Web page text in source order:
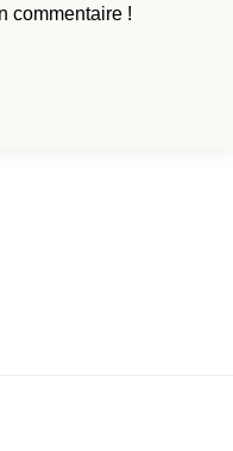
commentaire !